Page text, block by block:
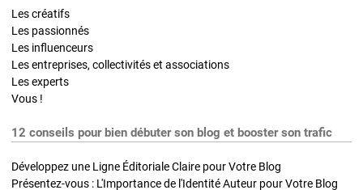
Les créatifs
Les passionnés
Les influenceurs
Les entreprises, collectivités et associations
Les experts
Vous !
12 conseils pour bien débuter son blog et booster son trafic
Développez une Ligne Éditoriale Claire pour Votre Blog
Présentez-vous : L'Importance de l'Identité Auteur pour Votre Blog